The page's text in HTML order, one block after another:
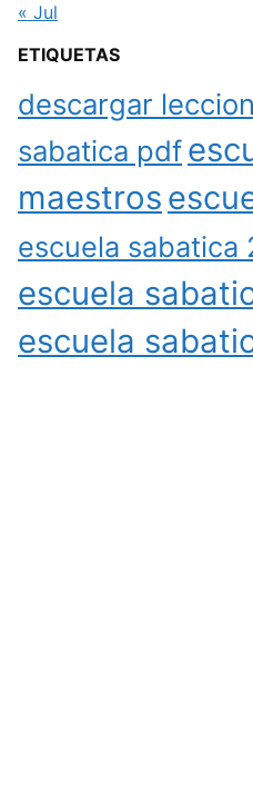
« Jul
ETIQUETAS
descargar
sabatica pdf
maestros
escuela sabatica
escuela
escuela